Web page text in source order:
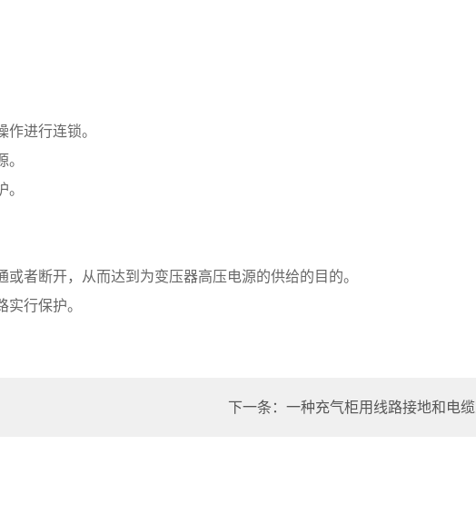
进行连锁。
者断开，从而达到为变压器高压电源的供给的目的。
行保护。
下一条：一种充气柜用线路接地和电